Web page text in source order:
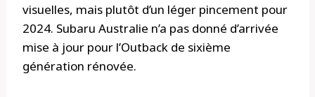
visuelles, mais plutôt d’un léger pincement pour
2024. Subaru Australie n’a pas donné d’arrivée
mise à jour pour l’Outback de sixième
génération rénovée.